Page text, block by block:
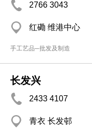
2766 3043
红磡 维港中心
手工艺品─批发及制造
长发兴
2433 4107
青衣 长发邨